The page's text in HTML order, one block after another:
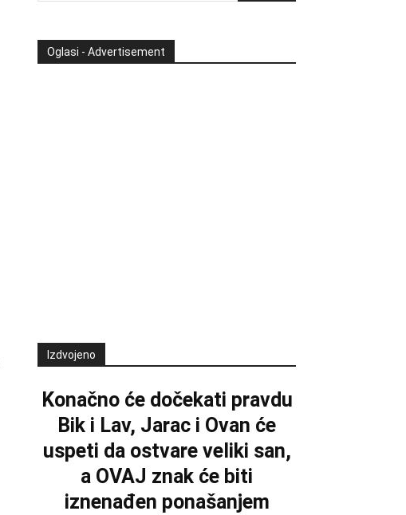
Oglasi - Advertisement
Izdvojeno
Konačno će dočekati pravdu
Bik i Lav, Jarac i Ovan će
uspeti da ostvare veliki san,
a OVAJ znak će biti
iznenađen ponašanjem